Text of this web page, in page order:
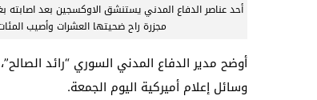
أحد عناصر الدفاع المدني يستنشق الاوكسجين بعد اصابته
مجزرة راح ضحيتها العشرات وأصيب المئات من المدنيين يوم 4/4/2017 –
أوضح مدير الدفاع المدني السوري “رائد
وسائل إعلام أميركية اليوم الجمعة.